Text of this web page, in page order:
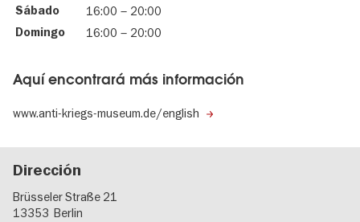
Sábado 16:00 – 20:00
Domingo 16:00 – 20:00
Aquí encontrará más información
www.anti-kriegs-museum.de/english
Dirección
Brüsseler Straße 21
13353 Berlin